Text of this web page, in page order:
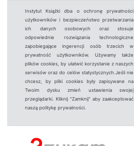
Instytut Książki dba o ochronę prywatności
użytkowników i bezpieczeństwo przetwarzania
ich danych osobowych oraz stosuje
odpowiednie rozwiązania technologiczne
zapobiegające ingerencji osób trzecich w
prywatność użytkowników. Używamy także
plików cookies, by ułatwić korzystanie z naszych
serwisów oraz do celów statystycznych.Jeśli nie
chcesz, by pliki cookies były zapisywane na
Twoim dysku zmień ustawienia swojej
przeglądarki. Kliknij "Zamknij" aby zaakceptować
naszą politykę prywatności.